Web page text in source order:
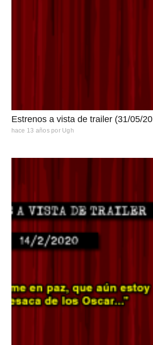
Estrenos a vista de trailer (31/05/
hace 13 años por Ugh